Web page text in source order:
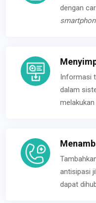
dengan
Informasi
dalam
antisipasi
dapat